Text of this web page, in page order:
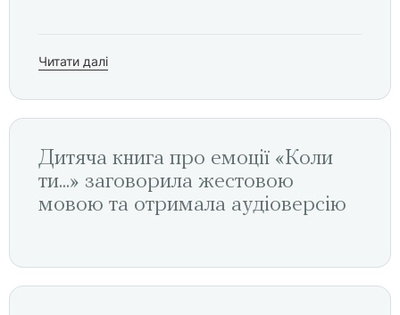
Читати далі
Дитяча книга про емоції «Коли
ти...» заговорила жестовою
мовою та отримала аудіоверсію